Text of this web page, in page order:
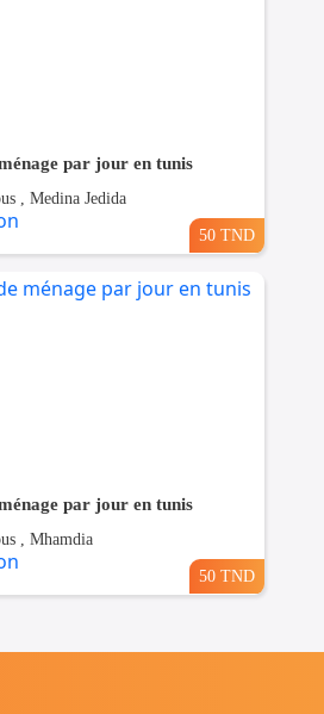
par jour en tunis
, Medina Jedida
50 TND
par jour en tunis
, Mhamdia
50 TND